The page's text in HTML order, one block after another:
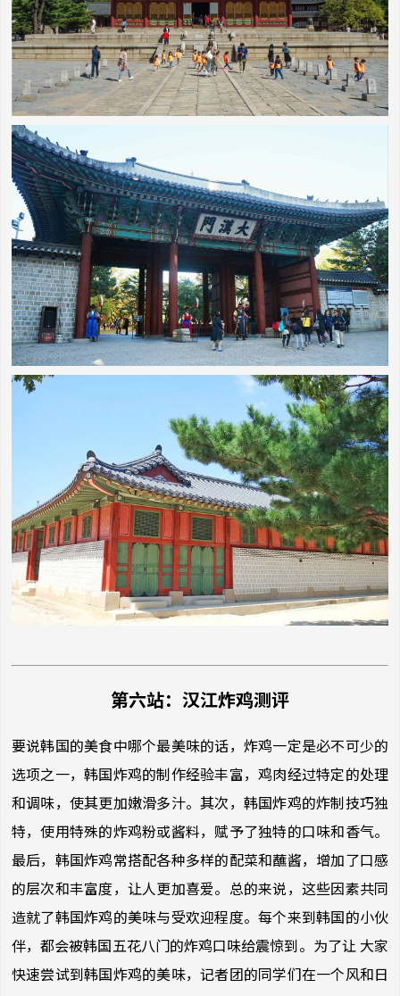
第六站：汉江炸鸡测评
要说韩国的美食中哪个最美味的话，炸鸡一定是必不可少的
选项之一，韩国炸鸡的制作经验丰富，鸡肉经过特定的处理
和调味，使其更加嫩滑多汁。其次，韩国炸鸡的炸制技巧独
特，使用特殊的炸鸡粉或酱料，赋予了独特的口味和香气。
最后，韩国炸鸡常搭配各种多样的配菜和蘸酱，增加了口感
的层次和丰富度，让人更加喜爱。总的来说，这些因素共同
造就了韩国炸鸡的美味与受欢迎程度。每个来到韩国的小伙
伴，都会被韩国五花八门的炸鸡口味给震惊到。为了让 大家
快速尝试到韩国炸鸡的美味，记者团的同学们在一个风和日